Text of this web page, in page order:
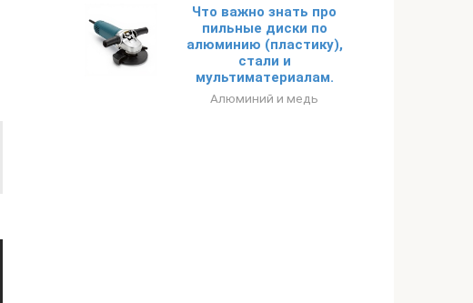
Что важно знать про
пильные диски по
алюминию (пластику),
стали и
мультиматериалам.
Алюминий и медь